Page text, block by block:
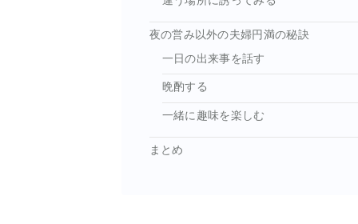
夜の営み以外の夫婦円満の秘訣
一日の出来事を話す
晩酌する
一緒に趣味を楽しむ
まとめ